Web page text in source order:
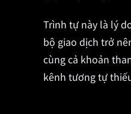
Trình tự này là lý
bộ giao dịch trở
cùng cả khoản
kênh tương tự